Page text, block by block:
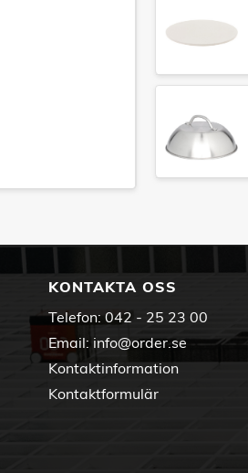
KONTAKTA OSS
Telefon: 042 - 25 23 00
Email: info@order.se
Kontaktinformation
Kontaktformulär